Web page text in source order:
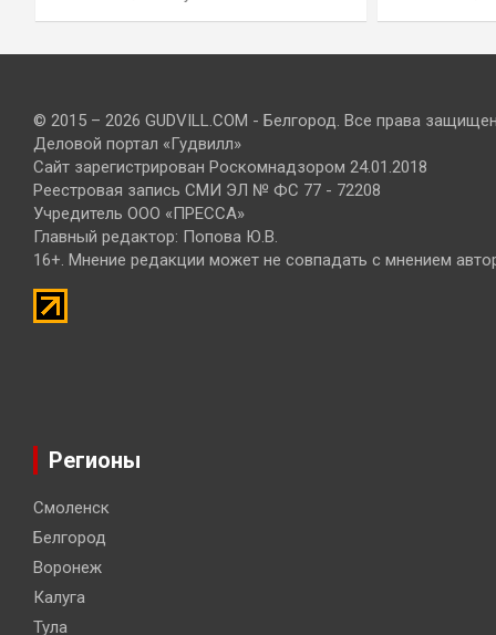
© 2015 – 2026 GUDVILL.COM - Белгород. Все права
Деловой портал «Гудвилл»
Сайт зарегистрирован Роскомнадзором 24.01.2018
Реестровая запись СМИ ЭЛ № ФС 77 - 72208
Учредитель ООО «ПРЕССА»
Главный редактор: Попова Ю.В.
16+. Мнение редакции может не совпадать с мнением
Регионы
Смоленск
Белгород
Воронеж
Калуга
Тула